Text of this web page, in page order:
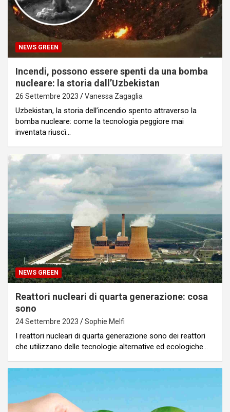
NEWS GREEN
Incendi, possono essere spenti da una bomba
nucleare: la storia dall’Uzbekistan
26 Settembre 2023 Vanessa Zagaglia
Uzbekistan, la storia dell’incendio spento attraverso la
bomba nucleare: come la tecnologia peggiore mai
inventata riuscì…
NEWS GREEN
Reattori nucleari di quarta generazione: cosa
sono
24 Settembre 2023 Sophie Melfi
I reattori nucleari di quarta generazione sono dei reattori
che utilizzano delle tecnologie alternative ed ecologiche…